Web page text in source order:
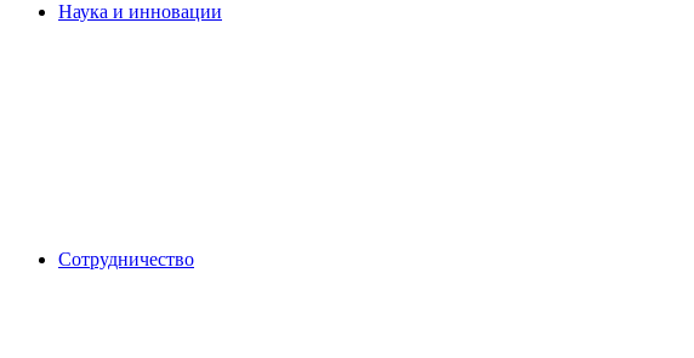
Наука и инновации
Сотрудничество